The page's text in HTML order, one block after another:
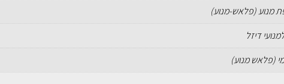
מנוע (פלאש-מנוע)
דיזל
(פלאש מנוע)